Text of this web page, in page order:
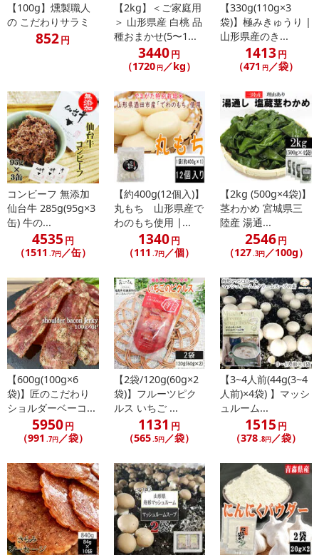
【100g】燻製職人
の こだわりサラミ
852円
【2kg】＜ご家庭用
＞ 山形県産 白桃 品
種おまかせ(5〜1...
3440円
（1720 円／kg）
【330g(110g×3
袋)】極みきゅうり |
山形県産のき...
1413円
（471 円／袋）
コンビーフ 無添加
仙台牛 285g(95g×3
缶) 牛の...
4535 円
（1511 .7円／缶）
【約400g(12個入)】
丸もち 山形県産で
わのもち使用 |...
1340円
（111 .7円 ／個）
【2kg (500g×4袋)】
茎わかめ 宮城県三
陸産 湯通...
2546円
（127.3円／100g）
【600g(100g×6
袋)】匠のこだわり
ショルダーベーコ...
5950円
（991 .7円／袋）
【2袋/120g(60g×2
袋)】フルーツピク
ルス いちご ...
1131 円
（565.5円／袋）
【3~4人前(44g(3~4
人前)×4袋) 】マッシ
ュルーム...
1515 円
（378.8円／袋）